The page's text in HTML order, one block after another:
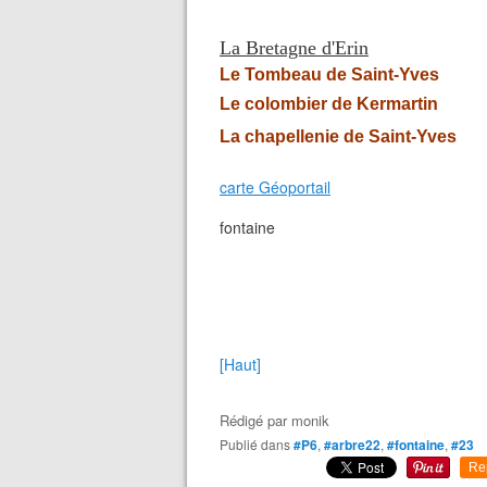
La Bretagne d'Erin
Le Tombeau de Saint-Yves
Le colombier de Kermartin
La chapellenie de Saint-Yves
carte Géoportail
fontaine
[Haut]
Rédigé par monik
Publié dans#P6, #arbre22, #fontaine, #23